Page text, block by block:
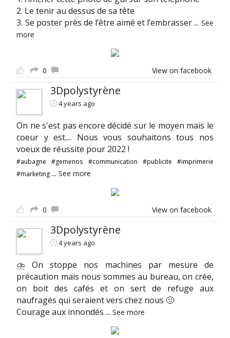
2. Le tenir au dessus de sa tête
3. Se poster près de l’être aimé et l’embrasser... See
more
0 View on facebook
3Dpolystyrène
4 years ago
On ne s'est pas encore décidé sur le moyen mais le
coeur y est.... Nous vous souhaitons tous nos
voeux de réussite pour 2022 !
#aubagne #gemenos #communication #publicite
#imprimerie
#marketing ...See more
0 View on facebook
3Dpolystyrène
4 years ago
⛈ On stoppe nos machines par mesure de
précaution mais nous sommes au bureau, on crée,
on boit des cafés et on sert de refuge aux
naufragés qui seraient vers chez nous 🙂
Courage aux innondés...See more